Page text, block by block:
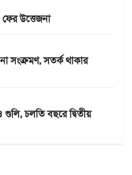
ফের উত্তেজনা
সংক্রমণ, সতর্ক থাকার
চলতি বছরে দ্বিতীয়